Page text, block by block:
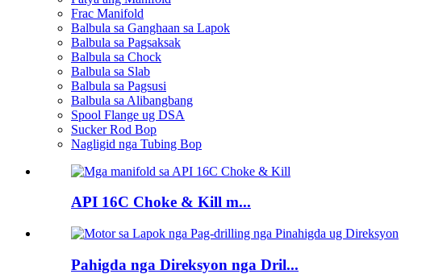
Frac Manifold
Balbula sa Ganghaan sa Lapok
Balbula sa Pagsaksak
Balbula sa Chock
Balbula sa Slab
Balbula sa Pagsusi
Balbula sa Alibangbang
Spool Flange ug DSA
Sucker Rod Bop
Nagligid nga Tubing Bop
API 16C Choke & Kill m...
Pahigda nga Direksyon nga Dril...